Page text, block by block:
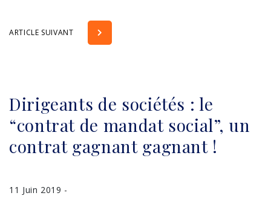
ARTICLE SUIVANT
Dirigeants de sociétés : le
“contrat de mandat social”, un
contrat gagnant gagnant !
11 Juin 2019 -